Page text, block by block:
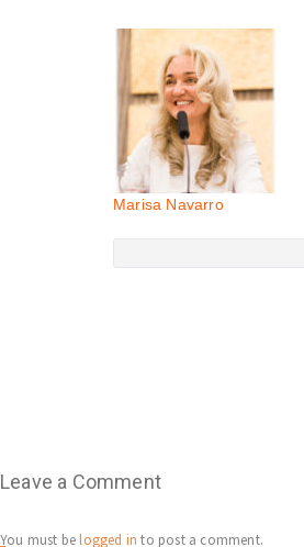
Marisa Navarro
Leave a Comment
You must belogged in to post a comment.